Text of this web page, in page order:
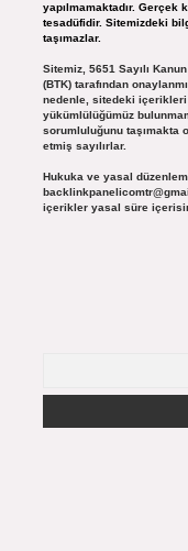
yapılmamaktadır.
tesadüfidir. Sitemizdeki
taşımazlar.
Sitemiz, 5651 Sayılı
(BTK) tarafından
nedenle, sitedeki içerikleri
yükümlülüğümüz
sorumluluğunu taşımakta
etmiş sayılırlar.
Hukuka ve yasal
içerikler yasal süre